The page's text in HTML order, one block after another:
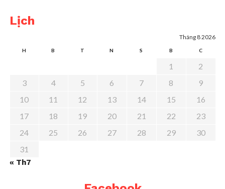
Lịch
Tháng 8 2026
H B T N S B C
1
2
3
4 5 6 7 8
9
10
11 12 13 14 15
16
17
18 19 20 21 22
23
24
25 26 27 28 29
30
31
« Th7